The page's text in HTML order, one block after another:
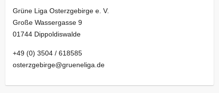
Grüne Liga Osterzgebirge e. V.
Große Wassergasse 9
01744 Dippoldiswalde
+49 (0) 3504 / 618585
osterzgebirge@grueneliga.de